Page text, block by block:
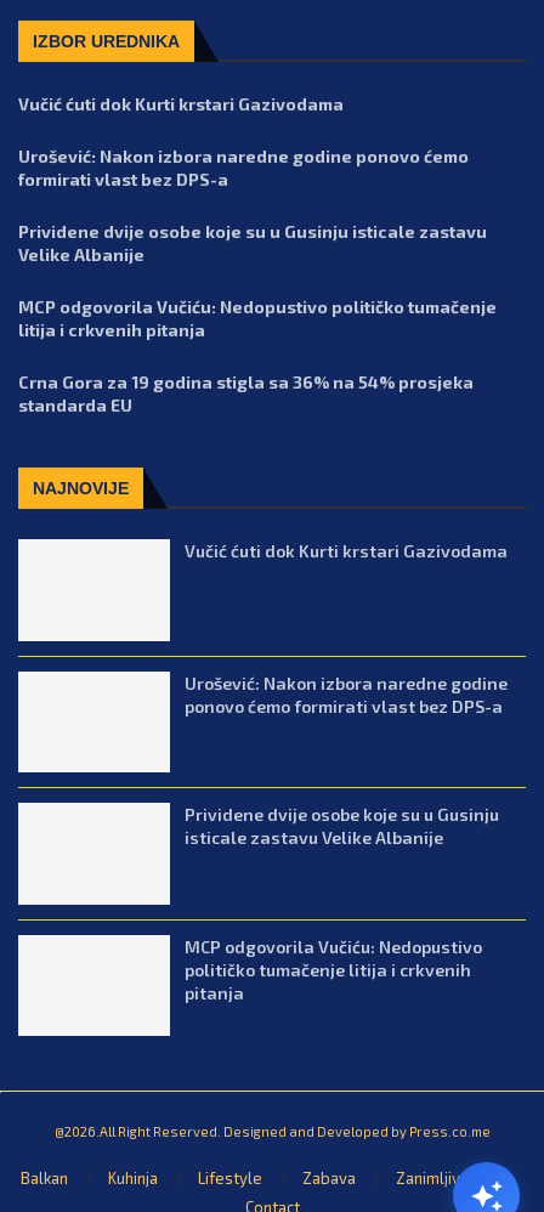
IZBOR UREDNIKA
Vučić ćuti dok Kurti krstari Gazivodama
Urošević: Nakon izbora naredne godine ponovo ćemo
formirati vlast bez DPS-a
Prividene dvije osobe koje su u Gusinju isticale zastavu
Velike Albanije
MCP odgovorila Vučiću: Nedopustivo političko tumačenje
litija i crkvenih pitanja
Crna Gora za 19 godina stigla sa 36% na 54% prosjeka
standarda EU
NAJNOVIJE
Vučić ćuti dok Kurti krstari Gazivodama
Urošević: Nakon izbora naredne godine
ponovo ćemo formirati vlast bez DPS-a
Prividene dvije osobe koje su u Gusinju
isticale zastavu Velike Albanije
MCP odgovorila Vučiću: Nedopustivo
političko tumačenje litija i crkvenih
pitanja
@2026.All Right Reserved. Designed and Developed by Press.co.me
Balkan Kuhinja Lifestyle Zabava
Zanimljivosti
Contact